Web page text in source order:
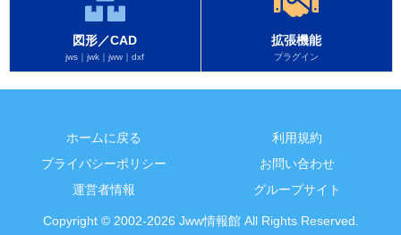
図形／CAD
jws｜jwk｜jww｜dxf
拡張機能
プラグイン
ホームに戻る
利用規約
プライバシーポリシー
お問い合わせ
運営者情報
グループサイト
Copyright © 2002-2026 Jww情報館 All Rights Reserved.